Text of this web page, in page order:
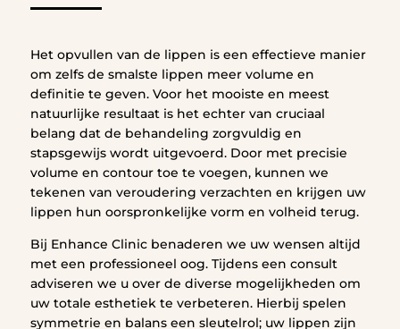
Het opvullen van de lippen is een effectieve manier
om zelfs de smalste lippen meer volume en
definitie te geven. Voor het mooiste en meest
natuurlijke resultaat is het echter van cruciaal
belang dat de behandeling zorgvuldig en
stapsgewijs wordt uitgevoerd. Door met precisie
volume en contour toe te voegen, kunnen we
tekenen van veroudering verzachten en krijgen uw
lippen hun oorspronkelijke vorm en volheid terug.
Bij Enhance Clinic benaderen we uw wensen altijd
met een professioneel oog. Tijdens een consult
adviseren we u over de diverse mogelijkheden om
uw totale esthetiek te verbeteren. Hierbij spelen
symmetrie en balans een sleutelrol; uw lippen zijn